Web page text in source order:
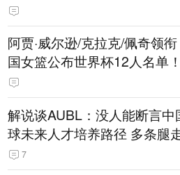
阿贾·威尔逊/克拉克/佩奇领
国女篮公布世界杯12人名单！
解说谈AUBL：没人能断言中
球未来人才培养路径 多条腿
7